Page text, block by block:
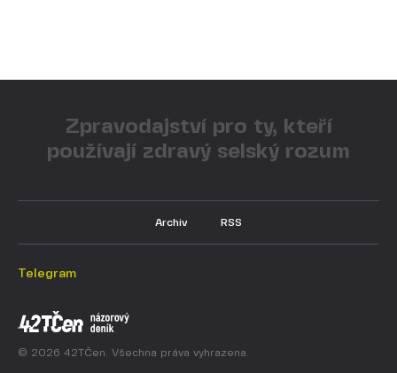
Zpravodajství pro ty, kteří
používají zdravý selský rozum
Archiv RSS
© 2026 42TČen. Všechna práva vyhrazena.
Telegram